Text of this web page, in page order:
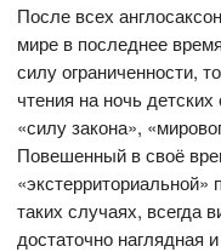
После всех
мире в последнее
силу ограниченности,
чтения на ночь
«силу закона»,
Повешенный в своё
таких случаях, всегда
достаточно наглядная